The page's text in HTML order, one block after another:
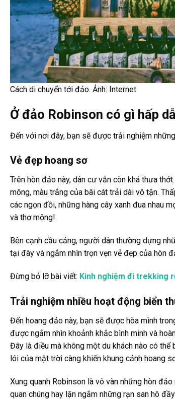
Cách di chuyển tới đảo. Ảnh: Internet
Ở đảo Robinson có gì hấp
Đến với nơi đây, bạn sẽ được trải nghiệm
Vẻ đẹp hoang sơ
Trên hòn đảo này, dân cư vẫn còn khá thưa
mông, màu trắng của bãi cát trải dài vô tận.
các ngọn đồi, những hàng cây xanh đua nhau
và thơ mộng!
Bên cạnh cầu cảng, người dân thường dựng
tại đây và ngắm nhìn trọn vẹn vẻ đẹp của hòn
Đừng bỏ lỡ bài viết: Kinh nghiệm đi trekking
Trải nghiệm nhiều hoạt động biển
Đến hoang đảo này, bạn sẽ được hòa mình
được ngắm nhìn khoảnh khắc bình minh và
Đây là điều mà không một du khách nào có
lói của mặt trời càng khiến khung cảnh hoang
Xung quanh Robinson là vô vàn những hòn
quan chúng hay lặn ngắm những rạn san hô